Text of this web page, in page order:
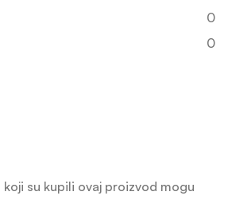
0
0
su kupili ovaj proizvod mogu